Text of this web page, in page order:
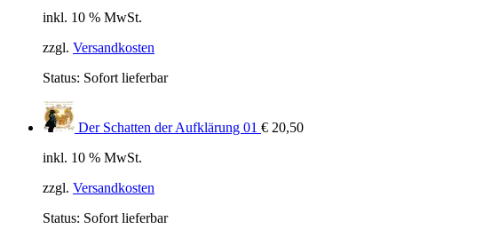
inkl. 10 % MwSt.
zzgl. Versandkosten
Status: Sofort lieferbar
Der Schatten der Aufklärung 01 € 20,50
inkl. 10 % MwSt.
zzgl. Versandkosten
Status: Sofort lieferbar